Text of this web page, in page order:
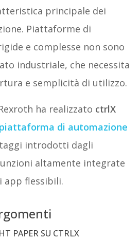
principale dei
Piattaforme di
e complesse non sono
industriale, che necessita
e semplicità di utilizzo.
ha realizzato ctrlX
piattaforma di automazione
introdotti dagli
altamente integrate
app flessibili.
PAPER SU CTRLX